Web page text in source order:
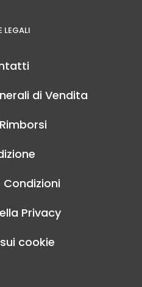
LEGALI
di Vendita
Condizioni
Privacy
cookie